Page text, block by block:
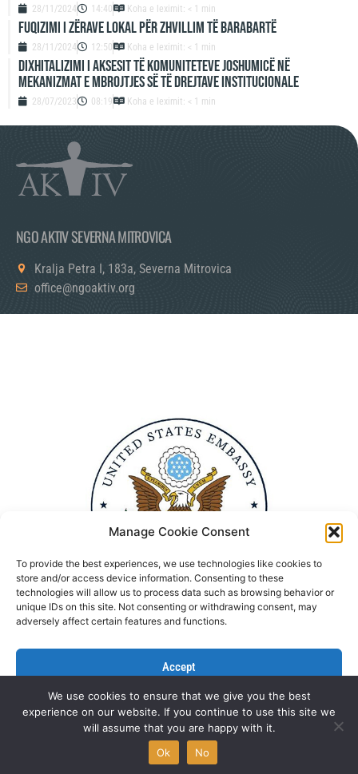
Manage Cookie Consent
To provide the best experiences, we use technologies like cookies to
store and/or access device information. Consenting to these
technologies will allow us to process data such as browsing behavior or
unique IDs on this site. Not consenting or withdrawing consent, may
adversely affect certain features and functions.
Accept
Deny
View preferences
28/11/2024 14:40 Koha e leximit: < 1 min
Fuqizimi i zërave lokal për zhvillim të barabartë
28/11/2024 12:50 Koha e leximit: < 1 min
Dixhitalizimi i aksesit të komuniteteve joshumicë në
mekanizmat e mbrojtjes së të drejtave institucionale
28/07/2023 08:19 Koha e leximit: < 1 min
NGO AKTIV SEVERNA MITROVICA
Kralja Petra I, 183a, Severna Mitrovica
office@ngoaktiv.org
Politika Privatnosti Kontaktirajte nas
All rights reserved © NGO Aktiv 2022 | Designed by
We use cookies to ensure that we give you the best
experience on our website. If you continue to use this site we
will assume that you are happy with it.
Ok
No